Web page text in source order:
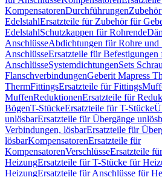
KompensatorenDurchführungen
EdelstahlErsatzteile für Zubehör für
EdelstahlSchutzkappen für Rohrende
AnschlüsseAbdichtungen für Rohre und
AnschlüsseErsatzteile für Befestigungen
AnschlüsseSystemdichtungenSets
FlanschverbindungenGeberit Mapress
ThermFittingsErsatzteile für Fittings
MuffenReduktionenErsatzteile für
BögenT-StückeErsatzteile für T-Stücke
unlösbarErsatzteile für Übergänge
Verbindungen, lösbarErsatzteile für
lösbarKompensatorenErsatzteile für
KompensatorenVerschlüsseErsatzteile
HeizungErsatzteile für T-Stücke für
HeizungErsatzteile für Anschlüsse für